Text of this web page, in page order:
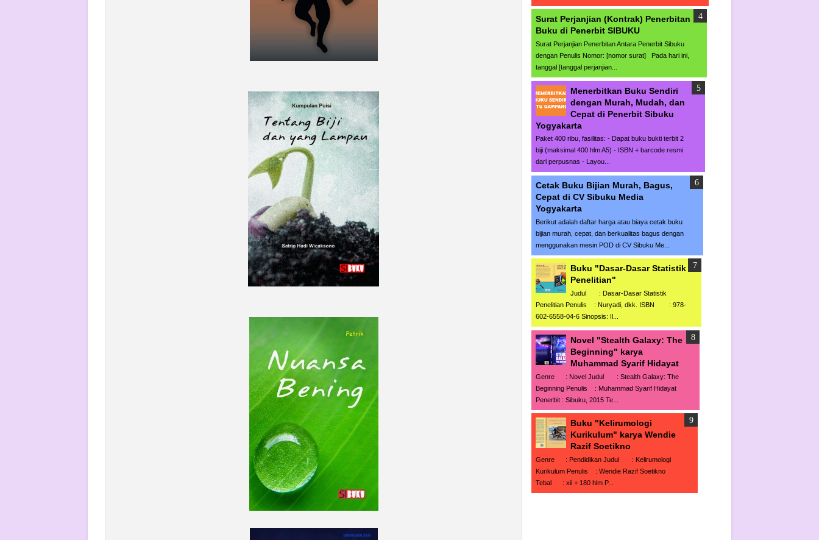
Surat Perjanjian (Kontrak) Penerbitan
Buku di Penerbit SIBUKU
Surat Perjanjian Penerbitan Antara Penerbit Sibuku
dengan Penulis Nomor: [nomor surat] Pada hari ini,
tanggal [tanggal perjanjian...
Menerbitkan Buku Sendiri
dengan Murah, Mudah, dan
Cepat di Penerbit Sibuku
Yogyakarta
Paket 400 ribu, fasilitas: - Dapat buku bukti terbit 2
biji (maksimal 400 hlm A5) - ISBN + barcode resmi
dari perpusnas - Layou...
Cetak Buku Bijian Murah, Bagus,
Cepat di CV Sibuku Media
Yogyakarta
Berikut adalah daftar harga atau biaya cetak buku
bijian murah, cepat, dan berkualitas bagus dengan
menggunakan mesin POD di CV Sibuku Me...
Buku "Dasar-Dasar Statistik
Penelitian"
Judul : Dasar-Dasar Statistik
Penelitian Penulis : Nuryadi, dkk. ISBN : 978-
602-6558-04-6 Sinopsis: Il...
Novel "Stealth Galaxy: The
Beginning" karya
Muhammad Syarif Hidayat
Genre : Novel Judul : Stealth Galaxy: The
Beginning Penulis : Muhammad Syarif Hidayat
Penerbit : Sibuku, 2015 Te...
Buku "Kelirumologi
Kurikulum" karya Wendie
Razif Soetikno
Genre : Pendidikan Judul : Kelirumologi
Kurikulum Penulis : Wendie Razif Soetikno
Tebal : xii + 180 hlm P...